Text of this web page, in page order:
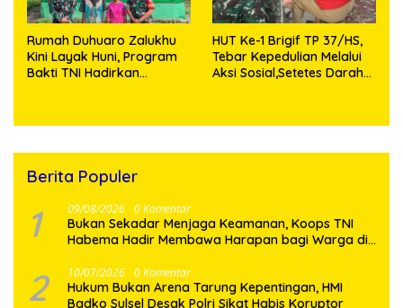
Rumah Duhuaro Zalukhu
Kini Layak Huni, Program
Bakti TNI Hadirkan
HUT Ke-1 Brigif TP 37/HS,
Tebar Kepedulian Melalui
Aksi Sosial,Setetes Darah
Berita Populer
1 09/08/2026 0 Komentar
Bukan Sekadar Menjaga Keamanan, Koops TNI
Habema Hadir Membawa Harapan bagi Warga di
2 10/07/2026 0 Komentar
Hukum Bukan Arena Tarung Kepentingan, HMI
Badko Sulsel Desak Polri Sikat Habis Koruptor